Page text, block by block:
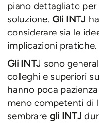
piano dettagliato
soluzione. Gli INTJ
considerare sia le
implicazioni pratiche.
Gli INTJ sono
colleghi e superiori
hanno poca
meno competenti di
sembrare gli INTJ